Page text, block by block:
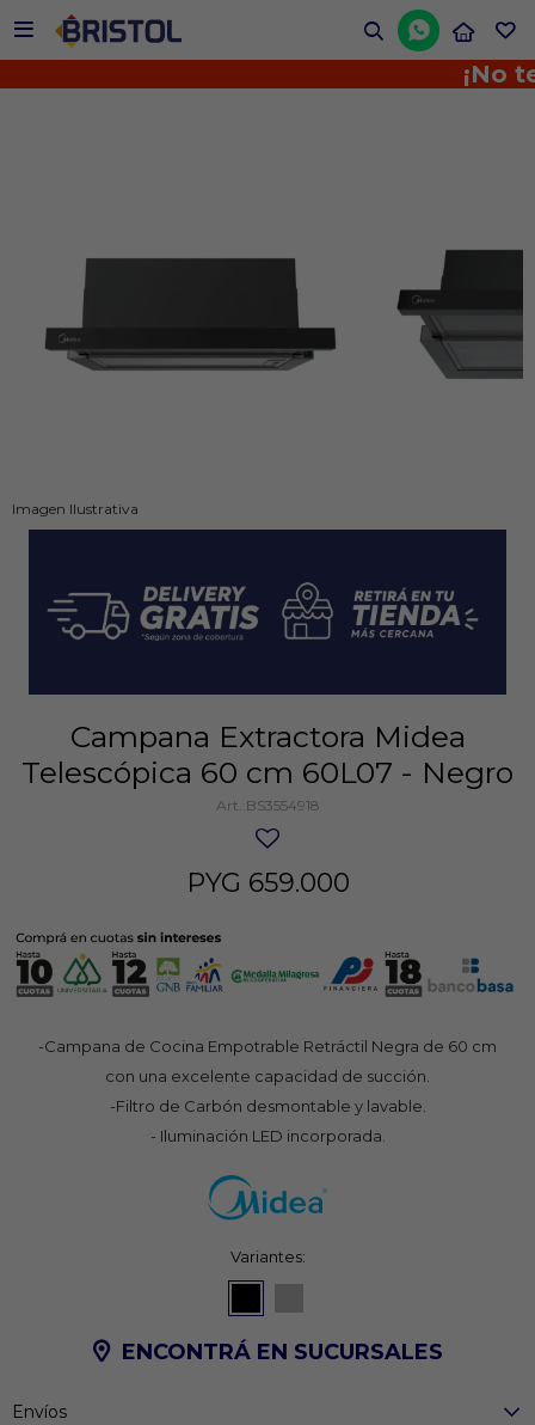


¡No te
Imagen Ilustrativa
Campana Extractora Midea
Telescópica 60 cm 60L07 - Negro
BS3554918
PYG 659.000
-Campana de Cocina Empotrable Retráctil Negra de 60 cm
con una excelente capacidad de succión.
-Filtro de Carbón desmontable y lavable.
- Iluminación LED incorporada.
Variantes:
ENCONTRÁ EN SUCURSALES
Envíos